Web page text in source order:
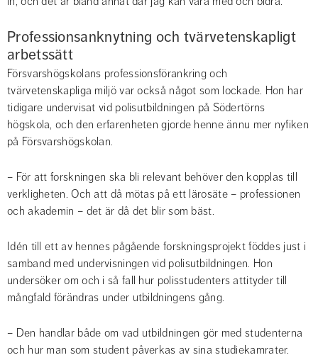
Professionsanknytning och tvärvetenskapligt
arbetssätt
Försvarshögskolans professionsförankring och
tvärvetenskapliga miljö var också något som lockade. Hon har
tidigare undervisat vid polisutbildningen på Södertörns
högskola, och den erfarenheten gjorde henne ännu mer nyfiken
på Försvarshögskolan.
– För att forskningen ska bli relevant behöver den kopplas till
verkligheten. Och att då mötas på ett lärosäte – professionen
och akademin – det är då det blir som bäst.
Idén till ett av hennes pågående forskningsprojekt föddes just i
samband med undervisningen vid polisutbildningen. Hon
undersöker om och i så fall hur polisstudenters attityder till
mångfald förändras under utbildningens gång.
– Den handlar både om vad utbildningen gör med studenterna
och hur man som student påverkas av sina studiekamrater.